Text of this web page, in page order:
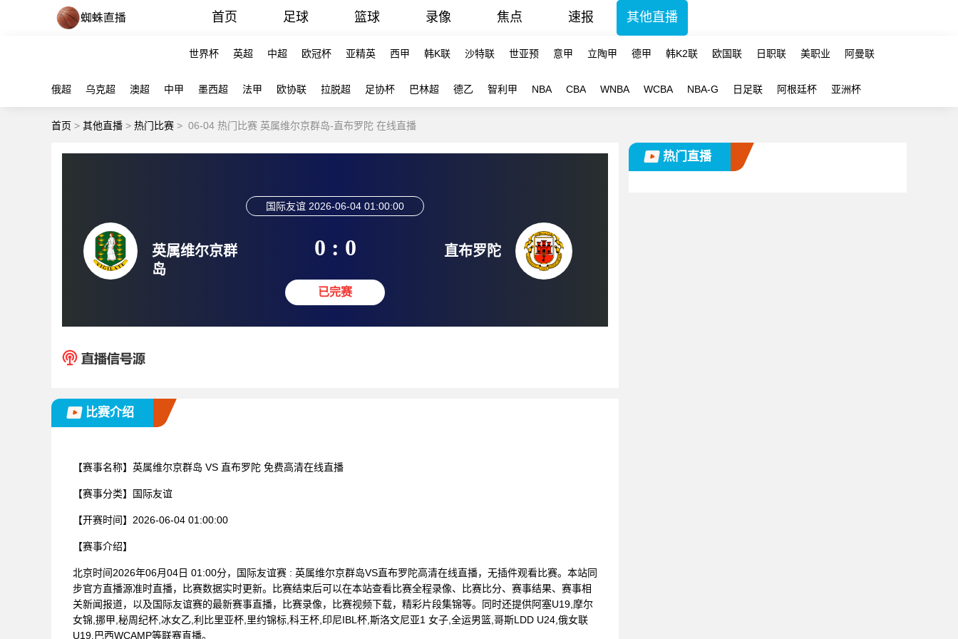
首页 足球 篮球 录像 焦点 速报 其他直播
世界杯 英超 中超 欧冠杯 亚精英 西甲 韩K联 沙特联 世亚预 意甲 立陶甲 德甲 韩K2联 欧国联 日职联 美职业 阿曼联
俄超 乌克超 澳超 中甲 墨西超 法甲 欧协联 拉脱超 足协杯 巴林超 德乙 智利甲 NBA CBA WNBA WCBA NBA-G 日足联 阿根廷杯 亚洲杯
首页 > 其他直播 > 热门比赛 > 06-04 热门比赛 英属维尔京群岛-直布罗陀 在线直播
英属维尔京群
岛
国际友谊 2026-06-04 01:00:00
0 : 0
已完赛
直布罗陀
比赛介绍
【赛事名称】 英属维尔京群岛 VS 直布罗陀 免费高清在线直播
【赛事分类】 国际友谊
【开赛时间】 2026-06-04 01:00:00
【赛事介绍】
北京时间2026年06月04日 01:00分，国际友谊赛 : 英属维尔京群岛VS直布罗陀高清在线直播，无插件观看比赛。本站同
步官方直播源准时直播，比赛数据实时更新。比赛结束后可以在本站查看比赛全程录像、比赛比分、赛事结果、赛事相
关新闻报道，以及国际友谊赛的最新赛事直播，比赛录像，比赛视频下载，精彩片段集锦等。同时还提供阿塞U19,摩尔
女锦,挪甲,秘周纪杯,冰女乙,利比里亚杯,里约锦标,科王杯,印尼IBL杯,斯洛文尼亚1 女子,全运男篮,哥斯LDD U24,俄女联
U19,巴西WCAMP等联赛直播。
热门直播